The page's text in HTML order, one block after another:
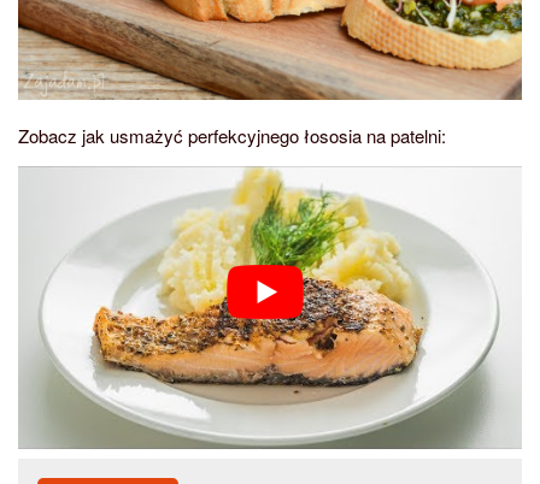
Zobacz jak usmażyć perfekcyjnego łososia na patelni: